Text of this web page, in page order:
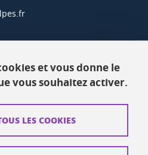
et vous donne le
vous souhaitez activer.
LES COOKIES